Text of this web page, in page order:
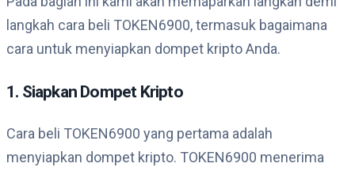
langkah cara beli TOKEN6900, termasuk bagaimana
cara untuk menyiapkan dompet kripto Anda.
1. Siapkan Dompet Kripto
Cara beli TOKEN6900 yang pertama adalah
menyiapkan dompet kripto. TOKEN6900 menerima